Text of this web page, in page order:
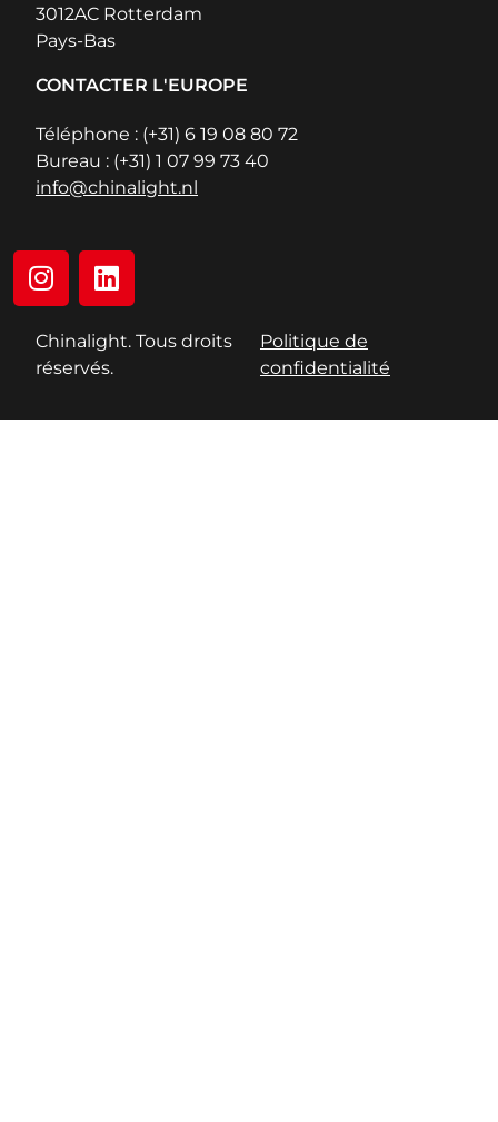
3012AC Rotterdam
Pays-Bas
CONTACTER L'EUROPE
Téléphone : (+31) 6 19 08 80 72
Bureau : (+31) 1 07 99 73 40
info@chinalight.nl
Chinalight. Tous droits
réservés.
Politique de
confidentialité